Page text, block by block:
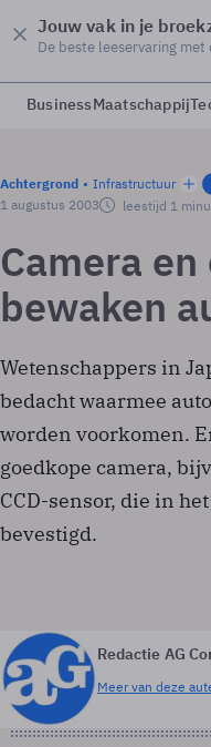
Jouw vak in je
De beste leeservaring met
BusinessMaatschappij
Achtergrond Infrastructuur
1 augustus 2003
leestijd 1
Camera
bewaken
Wetenschappers in
bedacht waarmee
worden voorkomen.
goedkope camera,
CCD-sensor, die in
bevestigd.
Redactie AG
Meer van deze